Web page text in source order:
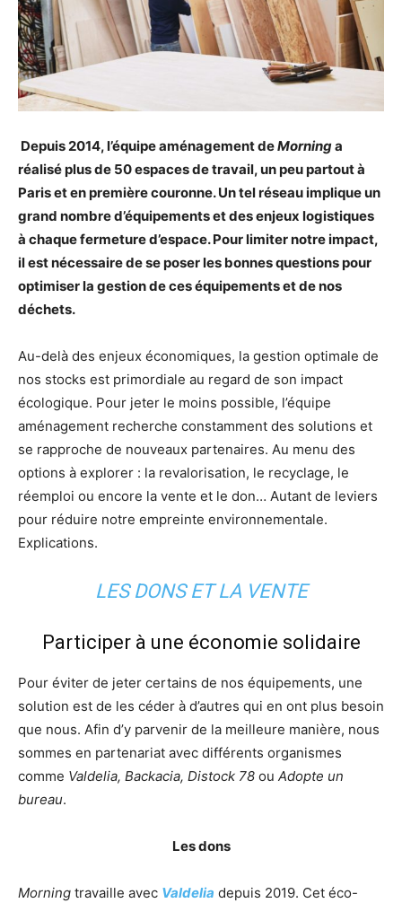
Depuis 2014, l’équipe aménagement deMorninga
réalisé plus de 50 espaces de travail, un peu partout à
Paris et en première couronne. Un tel réseau implique un
grand nombre d’équipements et des enjeux logistiques
à chaque fermeture d’espace. Pour limiter notre impact,
il est nécessaire de se poser les bonnes questions pour
optimiser la gestion de ces équipements et de nos
déchets.
Au-delà des enjeux économiques, la gestion optimale de
nos stocks est primordiale au regard de son impact
écologique. Pour jeter le moins possible, l’équipe
aménagement recherche constamment des solutions et
se rapproche de nouveaux partenaires. Au menu des
options à explorer : la revalorisation, le recyclage, le
réemploi ou encore la vente et le don… Autant de leviers
pour réduire notre empreinte environnementale.
Explications.
LES DONS ET LA VENTE
Participer à une économie solidaire
Pour éviter de jeter certains de nos équipements, une
solution est de les céder à d’autres qui en ont plus besoin
que nous. Afin d’y parvenir de la meilleure manière, nous
sommes en partenariat avec différents organismes
comme Valdelia, Backacia, Distock 78 ou Adopte un
bureau.
Les dons
Morning travaille avec Valdelia depuis 2019. Cet éco-